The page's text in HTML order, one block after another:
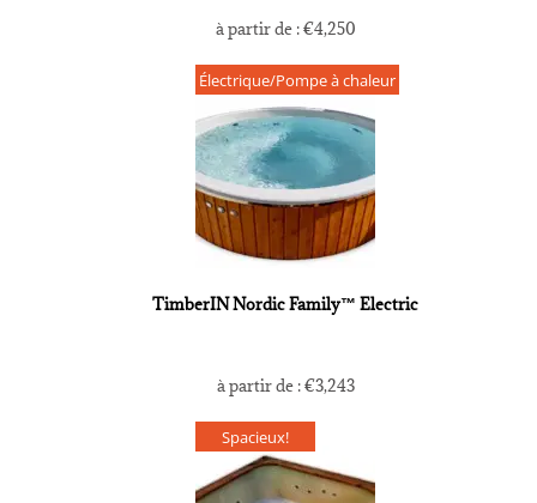
à partir de :€4,250
Électrique/Pompe à chaleur
TimberIN Nordic Family™ Electric
à partir de :€3,243
Spacieux!